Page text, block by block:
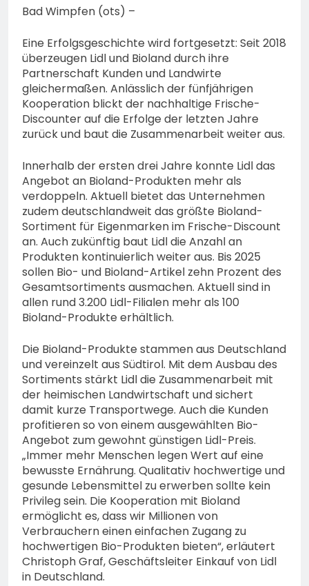
eines Fotos
Bad Wimpfen (ots) –
Eine Erfolgsgeschichte wird fortgesetzt: Seit 2018
überzeugen Lidl und Bioland durch ihre
Partnerschaft Kunden und Landwirte
gleichermaßen. Anlässlich der fünfjährigen
Kooperation blickt der nachhaltige Frische-
Discounter auf die Erfolge der letzten Jahre
zurück und baut die Zusammenarbeit weiter aus.
Innerhalb der ersten drei Jahre konnte Lidl das
Angebot an Bioland-Produkten mehr als
verdoppeln. Aktuell bietet das Unternehmen
zudem deutschlandweit das größte Bioland-
Sortiment für Eigenmarken im Frische-Discount
an. Auch zukünftig baut Lidl die Anzahl an
Produkten kontinuierlich weiter aus. Bis 2025
sollen Bio- und Bioland-Artikel zehn Prozent des
Gesamtsortiments ausmachen. Aktuell sind in
allen rund 3.200 Lidl-Filialen mehr als 100
Bioland-Produkte erhältlich.
Die Bioland-Produkte stammen aus Deutschland
und vereinzelt aus Südtirol. Mit dem Ausbau des
Sortiments stärkt Lidl die Zusammenarbeit mit
der heimischen Landwirtschaft und sichert
damit kurze Transportwege. Auch die Kunden
profitieren so von einem ausgewählten Bio-
Angebot zum gewohnt günstigen Lidl-Preis.
„Immer mehr Menschen legen Wert auf eine
bewusste Ernährung. Qualitativ hochwertige und
gesunde Lebensmittel zu erwerben sollte kein
Privileg sein. Die Kooperation mit Bioland
ermöglicht es, dass wir Millionen von
Verbrauchern einen einfachen Zugang zu
hochwertigen Bio-Produkten bieten“, erläutert
Christoph Graf, Geschäftsleiter Einkauf von Lidl
in Deutschland.